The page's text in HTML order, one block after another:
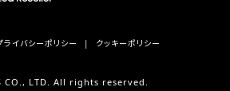
ライバシーポリシー クッキーポリシー
CO., LTD. All rights reserved.